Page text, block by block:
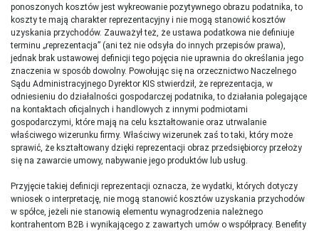
ponoszonych kosztów jest wykreowanie pozytywnego obrazu podatnika, to
koszty te mają charakter reprezentacyjny i nie mogą stanowić kosztów
uzyskania przychodów. Zauważył też, że ustawa podatkowa nie definiuje
terminu „reprezentacja” (ani też nie odsyła do innych przepisów prawa),
jednak brak ustawowej definicji tego pojęcia nie uprawnia do określania jego
znaczenia w sposób dowolny. Powołując się na orzecznictwo Naczelnego
Sądu Administracyjnego Dyrektor KIS stwierdził, że reprezentacja, w
odniesieniu do działalności gospodarczej podatnika, to działania polegające
na kontaktach oficjalnych i handlowych z innymi podmiotami
gospodarczymi, które mają na celu kształtowanie oraz utrwalanie
właściwego wizerunku firmy. Właściwy wizerunek zaś to taki, który może
sprawić, że kształtowany dzięki reprezentacji obraz przedsiębiorcy przełoży
się na zawarcie umowy, nabywanie jego produktów lub usług.
Przyjęcie takiej definicji reprezentacji oznacza, że wydatki, których dotyczy
wniosek o interpretację, nie mogą stanowić kosztów uzyskania przychodów
w spółce, jeżeli nie stanowią elementu wynagrodzenia należnego
kontrahentom B2B i wynikającego z zawartych umów o współpracy. Benefity